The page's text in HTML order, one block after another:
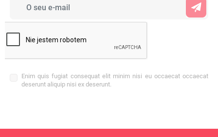
Enim quis fugiat consequat elit minim nisi eu occaecat occaecat
deserunt aliquip nisi ex deserunt.